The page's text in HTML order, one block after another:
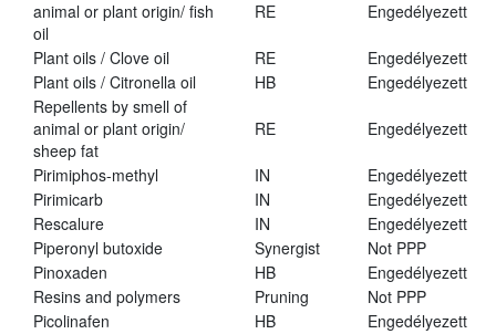
animal or plant origin/ fish
oil
RE Engedélyezett
Plant oils / Clove oil RE
Engedélyezett
Plant oils / Citronella oil
HB
Engedélyezett
Repellents by smell of
animal or plant origin/
sheep fat
RE Engedélyezett
Pirimiphos-methyl IN
Engedélyezett
Pirimicarb
IN
Engedélyezett
Rescalure
IN
Engedélyezett
Piperonyl butoxide
Synergist
Not PPP
Pinoxaden
HB
Engedélyezett
Resins and polymers
Pruning
Not PPP
Picolinafen
HB
Engedélyezett